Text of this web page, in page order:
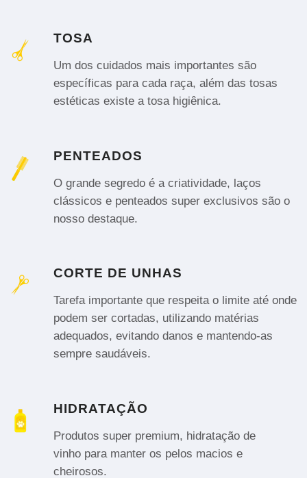
TOSA
Um dos cuidados mais importantes são
específicas para cada raça, além das tosas
estéticas existe a tosa higiênica.
PENTEADOS
O grande segredo é a criatividade, laços
clássicos e penteados super exclusivos são o
nosso destaque.
CORTE DE UNHAS
Tarefa importante que respeita o limite até onde
podem ser cortadas, utilizando matérias
adequados, evitando danos e mantendo-as
sempre saudáveis.
HIDRATAÇÃO
Produtos super premium, hidratação de
vinho para manter os pelos macios e
cheirosos.